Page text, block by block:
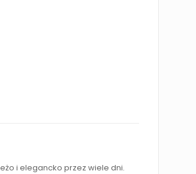
i elegancko przez wiele dni.